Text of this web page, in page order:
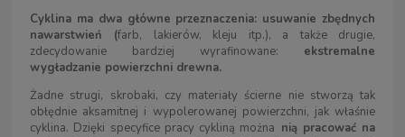
Cyklina ma dwa główne przeznaczenia: usuwanie zbędnych
nawarstwień (farb, lakierów, kleju itp.), a także drugie,
zdecydowanie bardziej wyrafinowane: ekstremalne
wygładzanie powierzchni drewna.
Żadne strugi, skrobaki, czy materiały ścierne nie stworzą tak
obłędnie aksamitnej i wypolerowanej powierzchni, jak właśnie
cyklina. Dzięki specyfice pracy cykliną można nią pracować na